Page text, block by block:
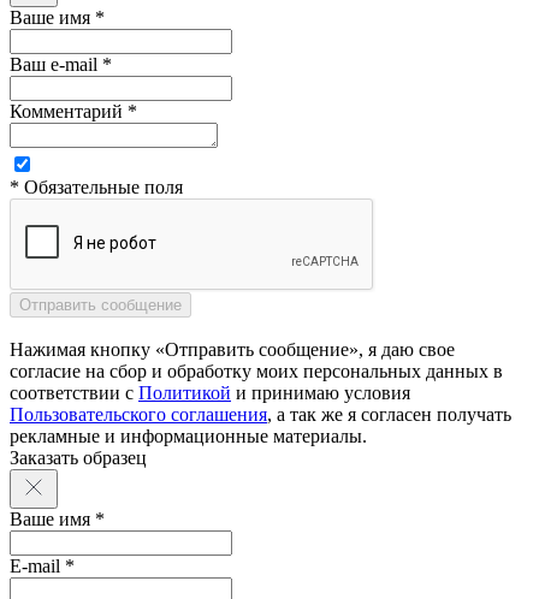
Ваше имя *
Ваш e-mail *
Комментарий *
* Обязательные поля
Нажимая кнопку «Отправить сообщение», я даю свое
согласие на сбор и обработку моих персональных данных в
соответствии с Политикой и принимаю условия
Пользовательского соглашения, а так же я согласен получать
рекламные и информационные материалы.
Заказать образец
Ваше имя *
E-mail *